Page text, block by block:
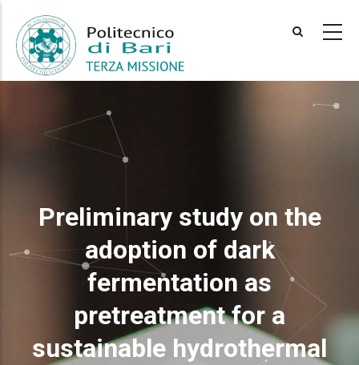
main
content
Preliminary study on the
adoption of dark
fermentation as
pretreatment for a
sustainable hydrothermal